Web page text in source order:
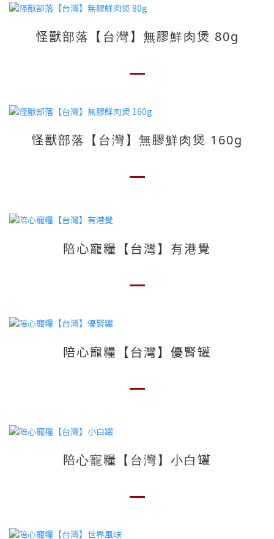
怪獸部落【台灣】無膠鮮肉煲 80g
怪獸部落【台灣】無膠鮮肉煲 160g
陪心寵糧【台灣】有港覺
陪心寵糧【台灣】優腎罐
陪心寵糧【台灣】小白罐